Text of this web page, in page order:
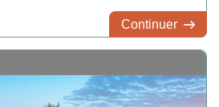
Continuer